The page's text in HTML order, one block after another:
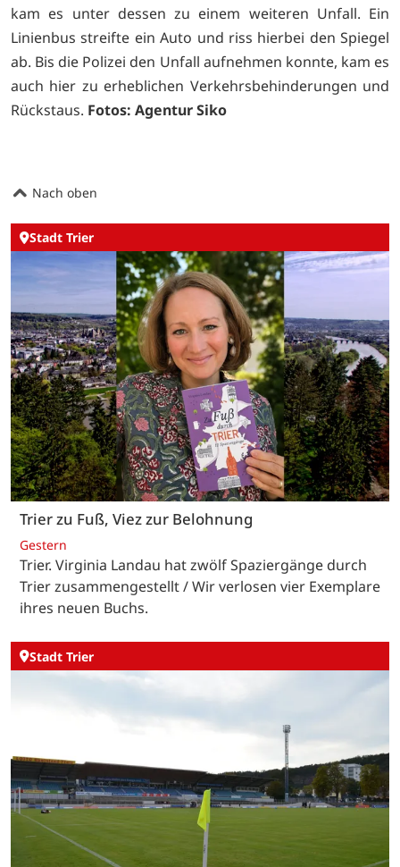
kam es unter dessen zu einem weiteren Unfall. Ein
Linienbus streifte ein Auto und riss hierbei den Spiegel
ab. Bis die Polizei den Unfall aufnehmen konnte, kam es
auch hier zu erheblichen Verkehrsbehinderungen und
Rückstaus. Fotos: Agentur Siko
Nach oben
Stadt Trier
Trier zu Fuß, Viez zur Belohnung
Gestern
Trier. Virginia Landau hat zwölf Spaziergänge durch
Trier zusammengestellt / Wir verlosen vier Exemplare
ihres neuen Buchs.
Stadt Trier